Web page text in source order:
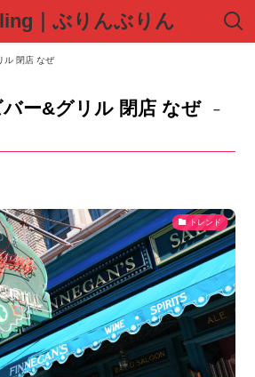
｜ぶりんぶりん
ル 閉店 なぜ
ー&グリル 閉店 なぜ
–
トレンド